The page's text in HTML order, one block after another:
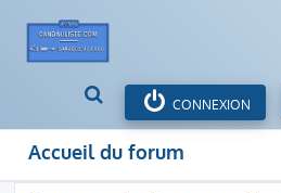
h
e
CONNEXION
Accueil du forum